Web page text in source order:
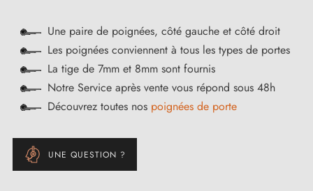
Une paire de poignées, côté gauche et côté droit
Les poignées conviennent à tous les types de portes
La tige de 7mm et 8mm sont fournis
Notre Service après vente vous répond sous 48h
Découvrez toutes nos poignées de porte
UNE QUESTION ?